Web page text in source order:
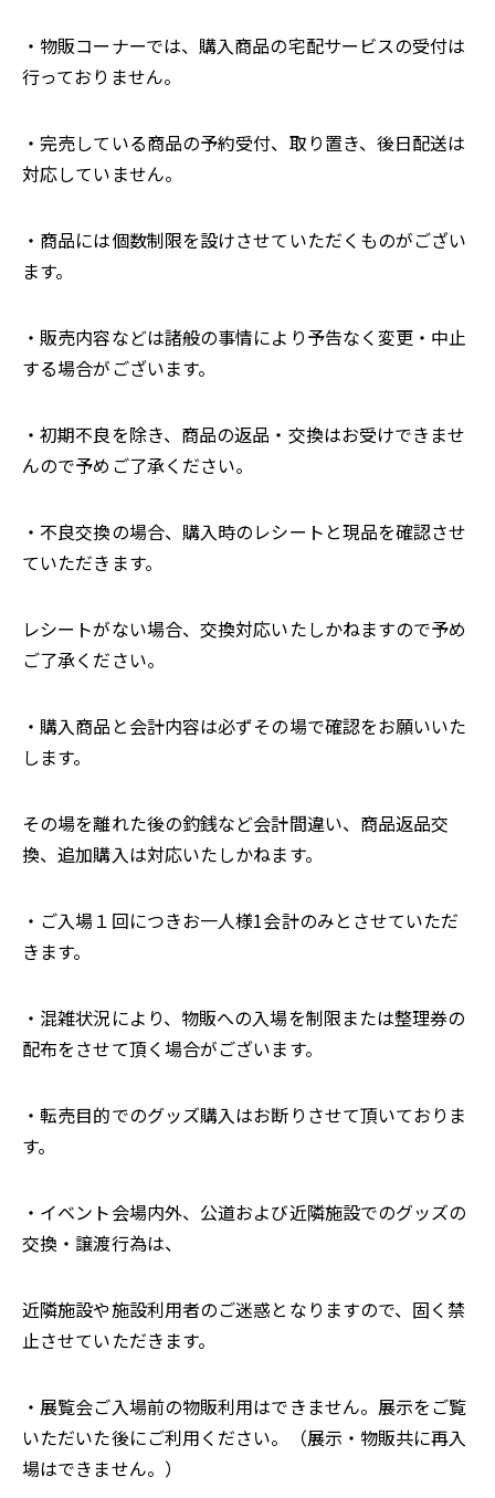
・物販コーナーでは、購入商品の宅配サービスの受付は
行っておりません。
・完売している商品の予約受付、取り置き、後日配送は
対応していません。
・商品には個数制限を設けさせていただくものがござい
ます。
・販売内容などは諸般の事情により予告なく変更・中止
する場合がございます。
・初期不良を除き、商品の返品・交換はお受けできませ
んので予めご了承ください。
・不良交換の場合、購入時のレシートと現品を確認させ
ていただきます。
レシートがない場合、交換対応いたしかねますので予め
ご了承ください。
・購入商品と会計内容は必ずその場で確認をお願いいた
します。
その場を離れた後の釣銭など会計間違い、商品返品交
換、追加購入は対応いたしかねます。
・ご入場１回につきお一人様1会計のみとさせていただ
きます。
・混雑状況により、物販への入場を制限または整理券の
配布をさせて頂く場合がございます。
・転売目的でのグッズ購入はお断りさせて頂いておりま
す。
・イベント会場内外、公道および近隣施設でのグッズの
交換・譲渡行為は、
近隣施設や施設利用者のご迷惑となりますので、固く禁
止させていただきます。
・展覧会ご入場前の物販利用はできません。展示をご覧
いただいた後にご利用ください。（展示・物販共に再入
場はできません。）